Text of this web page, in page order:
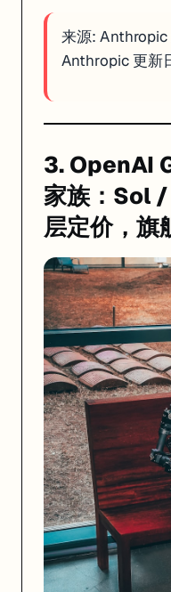
对于开发者和企业，Gemini
来源:TechCrunch 报道
5. DeepSeek V4 官
来源:Anthropic
Anthropic 更新
3. OpenAI
家族：Sol
层定价，旗